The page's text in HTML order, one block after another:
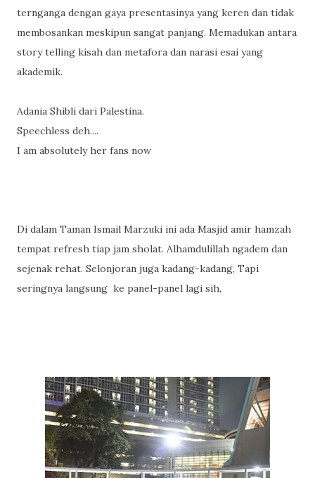
ternganga dengan gaya presentasinya yang keren dan tidak
membosankan meskipun sangat panjang. Memadukan antara
story telling kisah dan metafora dan narasi esai yang
akademik.
Adania Shibli dari Palestina.
Speechless deh....
I am absolutely her fans now
Di dalam Taman Ismail Marzuki ini ada Masjid amir hamzah
tempat refresh tiap jam sholat. Alhamdulillah ngadem dan
sejenak rehat. Selonjoran juga kadang-kadang, Tapi
seringnya langsung ke panel-panel lagi sih,